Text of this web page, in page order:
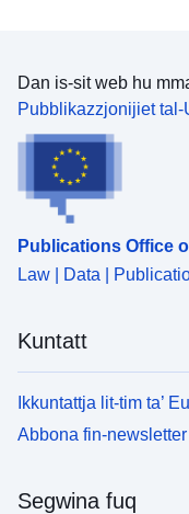
Dan is-sit web hu
Pubblikazzjonijiet
Publications Office
Law | Data |
Kuntatt
Ikkuntattja lit-tim ta’
Abbona fin-newsletter
Segwina fuq